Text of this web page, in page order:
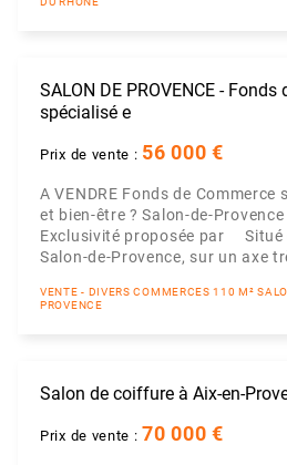
SALON DE PROVENCE - Fonds
spécialisé e
Prix de vente : 56 000 €
A VENDRE Fonds de
et bien-être ? Salon-de-
Exclusivité proposée par Situé
Salon-de-Provence, sur un axe
VENTE - DIVERS COMMERCES 110 M²
PROVENCE
Salon de coiffure à Aix-en-
Prix de vente : 70 000 €